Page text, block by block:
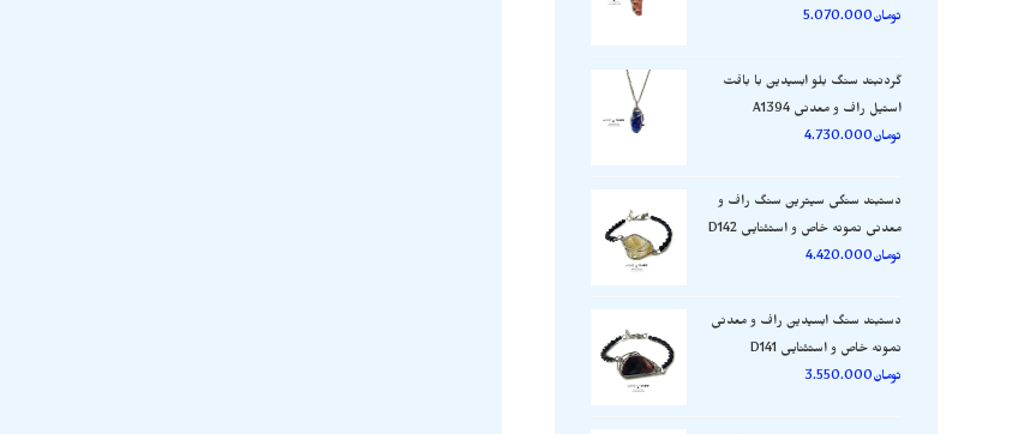
تومان5.070.000
گردنبند سنگ بلو ابسیدین با بافت
استیل راف و معدنی A1394
تومان4.730.000
دستبند سنگی سیترین سنگ راف و
معدنی نمونه خاص و استثنایی D142
تومان4.420.000
دستبند سنگ ابسیدین راف و معدنی
نمونه خاص و استثنایی D141
تومان3.550.000